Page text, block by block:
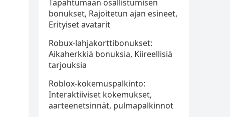
Tapahtumaan osallistumisen
bonukset, Rajoitetun ajan esineet,
Erityiset avatarit
Robux-lahjakorttibonukset:
Aikaherkkiä bonuksia, Kiireellisiä
tarjouksia
Roblox-kokemuspalkinto:
Interaktiiviset kokemukset,
aarteenetsinnät, pulmapalkinnot